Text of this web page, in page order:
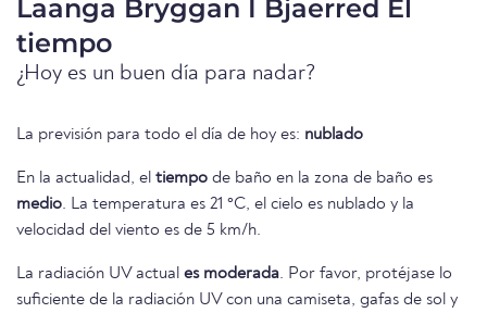
Laanga Bryggan I Bjaerred El
tiempo
¿Hoy es un buen día para nadar?
La previsión para todo el día de hoy es: nublado
En la actualidad, el tiempo de baño en la zona de baño es
medio. La temperatura es 21 °C, el cielo es nublado y la
velocidad del viento es de 5 km/h.
La radiación UV actual es moderada. Por favor, protéjase lo
suficiente de la radiación UV con una camiseta, gafas de sol y